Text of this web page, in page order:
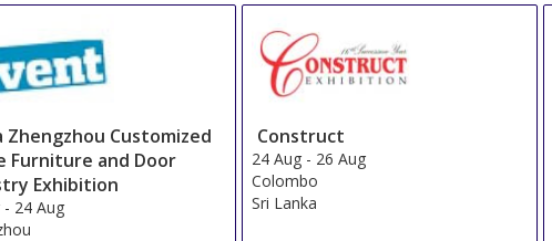
Zhengzhou Customized
Furniture and Door
Exhibition
- 24 Aug
Construct
24 Aug - 26 Aug
Colombo
Sri Lanka